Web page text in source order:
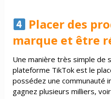
Placer des
marque et être
Une manière très simple de
plateforme TikTok est le
possédez une communauté
gagnez plusieurs milliers,